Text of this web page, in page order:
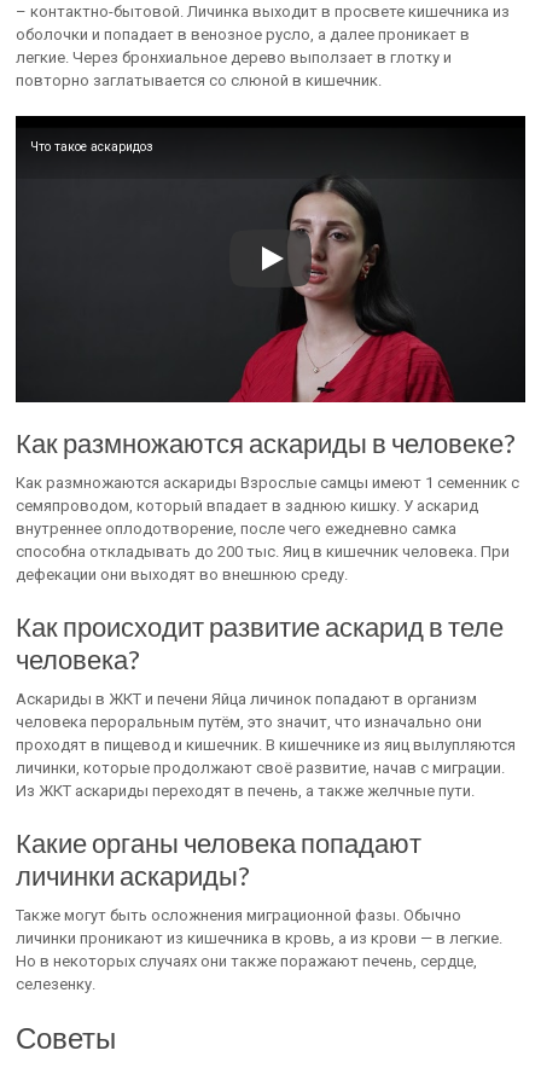
– контактно-бытовой. Личинка выходит в просвете кишечника из
оболочки и попадает в венозное русло, а далее проникает в
легкие. Через бронхиальное дерево выползает в глотку и
повторно заглатывается со слюной в кишечник.
Что такое аскаридоз
Как размножаются аскариды в человеке?
Как размножаются аскариды Взрослые самцы имеют 1 семенник с
семяпроводом, который впадает в заднюю кишку. У аскарид
внутреннее оплодотворение, после чего ежедневно самка
способна откладывать до 200 тыс. Яиц в кишечник человека. При
дефекации они выходят во внешнюю среду.
Как происходит развитие аскарид в теле
человека?
Аскариды в ЖКТ и печени Яйца личинок попадают в организм
человека пероральным путём, это значит, что изначально они
проходят в пищевод и кишечник. В кишечнике из яиц вылупляются
личинки, которые продолжают своё развитие, начав с миграции.
Из ЖКТ аскариды переходят в печень, а также желчные пути.
Какие органы человека попадают
личинки аскариды?
Также могут быть осложнения миграционной фазы. Обычно
личинки проникают из кишечника в кровь, а из крови — в легкие.
Но в некоторых случаях они также поражают печень, сердце,
селезенку.
Советы